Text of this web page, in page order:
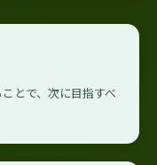
とで、次に目指すべ